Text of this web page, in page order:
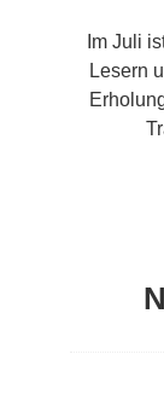
Im Juli
Lesern